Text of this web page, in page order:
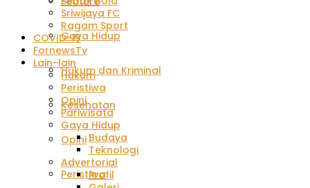
Gaya Hidup
Hukum dan Kriminal
Kesehatan
Opini
Peristiwa
Sriwijaya FC
Ragam Sport
COVID-19
FornewsTv
Lain-lain
Hukum
Peristiwa
Opini
Pariwisata
Gaya Hidup
Budaya
Teknologi
Advertorial
Profil